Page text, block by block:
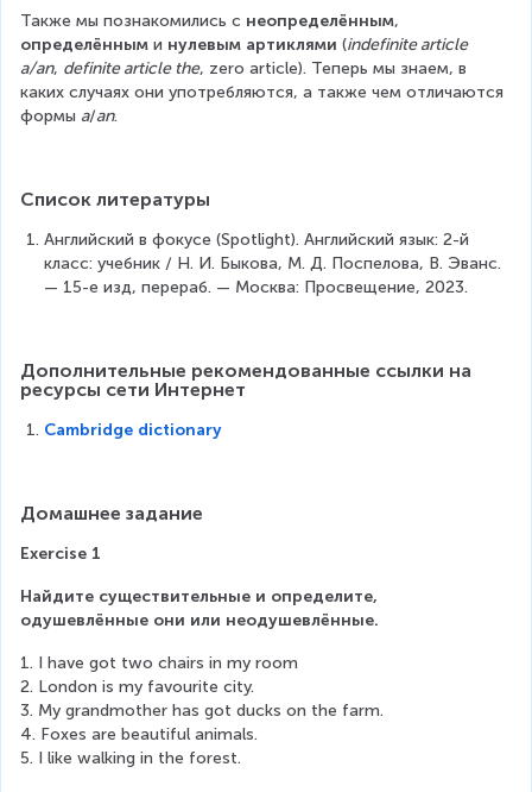
Также мы познакомились с неопределённым,
определённым и нулевым артиклями (indefinite article
a/an, definite article the, zero article). Теперь мы знаем, в
каких случаях они употребляются, а также чем отличаются
формы a/an.
Список литературы
Английский в фокусе (Spotlight). Английский язык: 2-й
класс: учебник / Н. И. Быкова, М. Д. Поспелова, В. Эванс.
— 15-е изд, перераб. — Москва: Просвещение, 2023.
Дополнительные рекомендованные ссылки на
ресурсы сети Интернет
Cambridge dictionary
Домашнее задание
Exercise 1
Найдите существительные и определите,
одушевлённые они или неодушевлённые.
1. I have got two chairs in my room
2. London is my favourite city.
3. My grandmother has got ducks on the farm.
4. Foxes are beautiful animals.
5. I like walking in the forest.